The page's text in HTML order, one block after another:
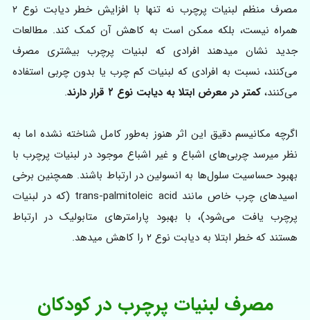
مصرف منظم لبنیات پرچرب نه‌ تنها با افزایش خطر دیابت نوع ۲
همراه نیست، بلکه ممکن است به کاهش آن کمک کند. مطالعات
جدید نشان میدهند افرادی که لبنیات پرچرب بیشتری مصرف
می‌کنند، نسبت به افرادی که لبنیات کم چرب یا بدون چربی استفاده
می‌کنند، کمتر در معرض ابتلا به دیابت نوع ۲ قرار دارند .
اگرچه مکانیسم دقیق این اثر هنوز به‌طور کامل شناخته نشده اما به
نظر میرسد چربی‌های اشباع و غیر اشباع موجود در لبنیات پرچرب با
بهبود حساسیت سلول‌ها به انسولین در ارتباط باشند. همچنین برخی
اسیدهای چرب خاص مانند trans-palmitoleic acid (که در لبنیات
پرچرب یافت می‌شود)، با بهبود پارامترهای متابولیک در ارتباط
هستند که خطر ابتلا به دیابت نوع ۲ را کاهش میدهد.
مصرف لبنیات پرچرب در کودکان